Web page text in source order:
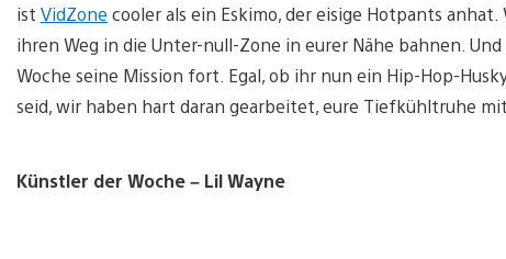
ist VidZone cooler als ein Eskimo, der eisige Hotpants
ihren Weg in die Unter-null-Zone in eurer Nähe bahnen.
Woche seine Mission fort. Egal, ob ihr nun ein Hip-Hop-
seid, wir haben hart daran gearbeitet, eure Tiefkühltruhe
Künstler der Woche – Lil Wayne